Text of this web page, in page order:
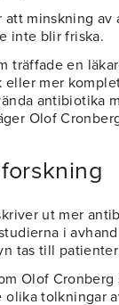
att minskning
inte blir friska.
träffade en
eller mer
antibiotika
Olof
ut mer
i
tas till
Olof Cronberg
tolkningar